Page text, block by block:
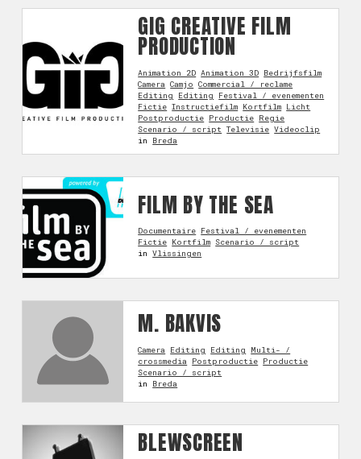
GIG CREATIVE FILM
PRODUCTION
Animation 2D Animation 3D Bedrijfsfilm
Camera Camjo Commercial / reclame
Editing
Editing
Festival / evenementen
Fictie Instructiefilm Kortfilm Licht
Postproductie Productie Regie
Scenario / script Televisie Videoclip
in Breda
FILM BY THE SEA
Documentaire Festival / evenementen
Fictie Kortfilm Scenario / script
inVlissingen
M. BAKVIS
Camera Editing Editing
Multi- /
crossmedia
Postproductie Productie
Scenario / script
in Breda
BLEWSCREEN